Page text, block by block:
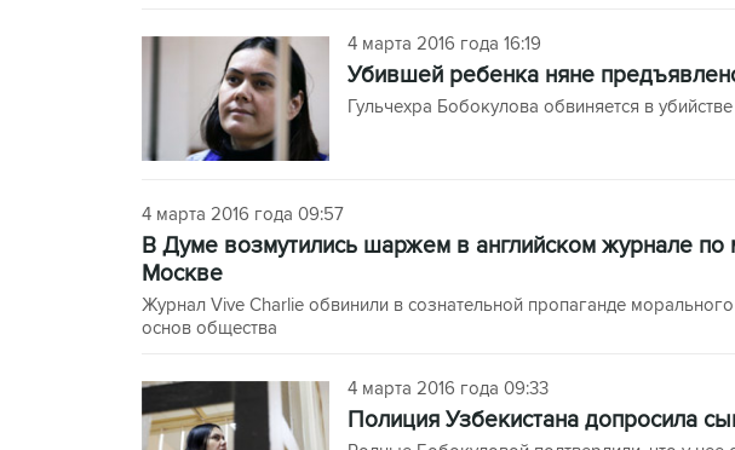
4 марта 2016 года 16:19
Убившей ребенка няне
Гульчехра Бобокулова обвиняется в
4 марта 2016 года 09:57
В Думе возмутились шаржем в английском журнале по
Москве
Журнал Vive Charlie обвинили в сознательной пропаганде
основ общества
4 марта 2016 года 09:33
Полиция Узбекистана допросила